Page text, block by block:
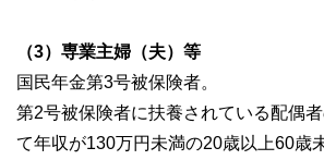
（3）専業主婦（夫）等
国民年金第3号被保険者。
第2号被保険者に扶養されている配偶
て年収が130万円未満の20歳以上60歳